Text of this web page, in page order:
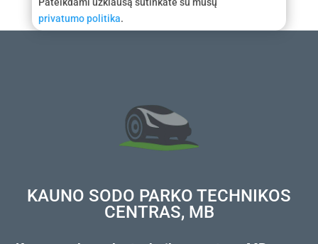
Pateikdami užklausą sutinkate su mūsų
privatumo politika.
KAUNO SODO PARKO TECHNIKOS
CENTRAS, MB